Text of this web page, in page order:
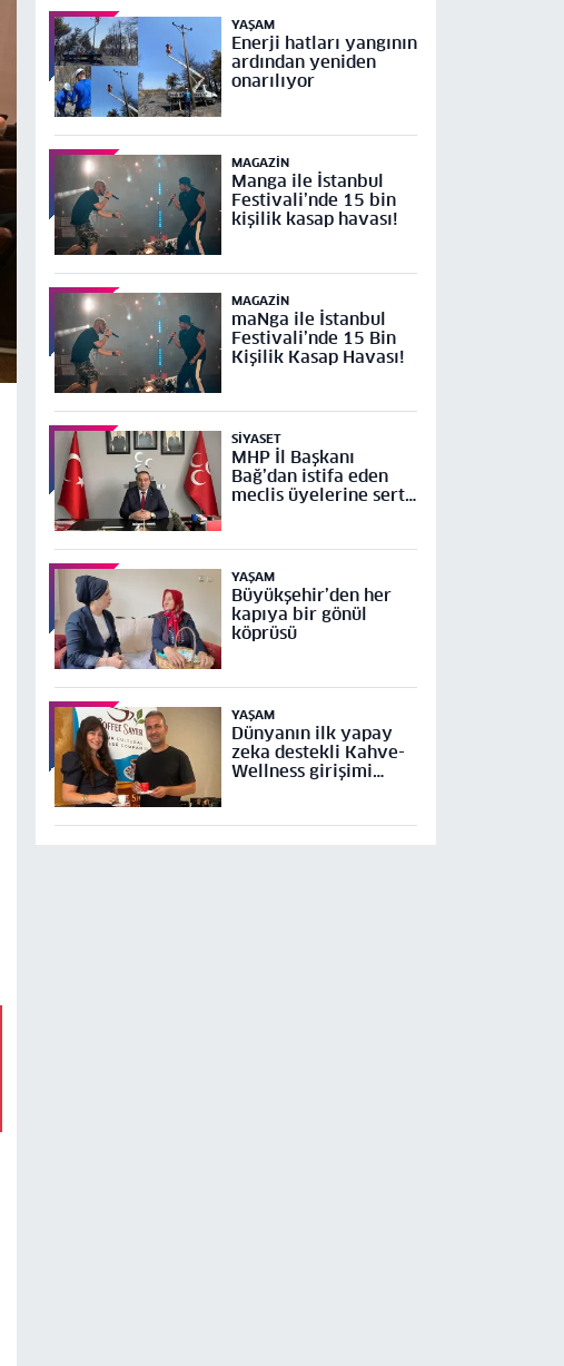
YAŞAM
Enerji hatları yangının
ardından yeniden
onarılıyor
MAGAZIN
Manga ile İstanbul
Festivali’nde 15 bin
kişilik kasap havası!
MAGAZIN
maNga ile İstanbul
Festivali’nde 15 Bin
Kişilik Kasap Havası!
SIYASET
MHP İl Başkanı
Bağ’dan istifa eden
meclis üyelerine sert
YAŞAM
Büyükşehir’den her
kapıya bir gönül
köprüsü
YAŞAM
Dünyanın ilk yapay
zeka destekli Kahve-
Wellness girişimi